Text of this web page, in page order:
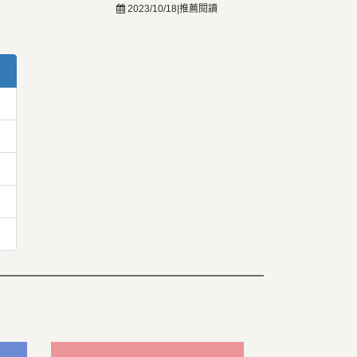
2023/10/18|推薦閱讀